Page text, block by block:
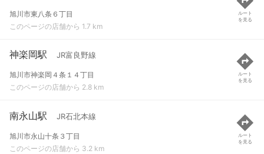
旭川市東八条６丁目
このページの店舗から 1.7 km
ルート
を見る
神楽岡駅 JR富良野線
旭川市神楽岡４条１４丁目
このページの店舗から 2.8 km
ルート
を見る
南永山駅 JR石北本線
旭川市永山十条３丁目
このページの店舗から 3.2 km
ルート
を見る